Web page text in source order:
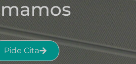
Pide Cita